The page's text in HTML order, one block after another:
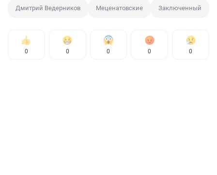
Дмитрий Ведерников Меценатовские Заключенный
0 0 0 0 0